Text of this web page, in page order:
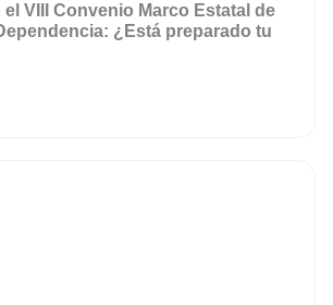
el VIII Convenio Marco Estatal de
¿Está preparado tu